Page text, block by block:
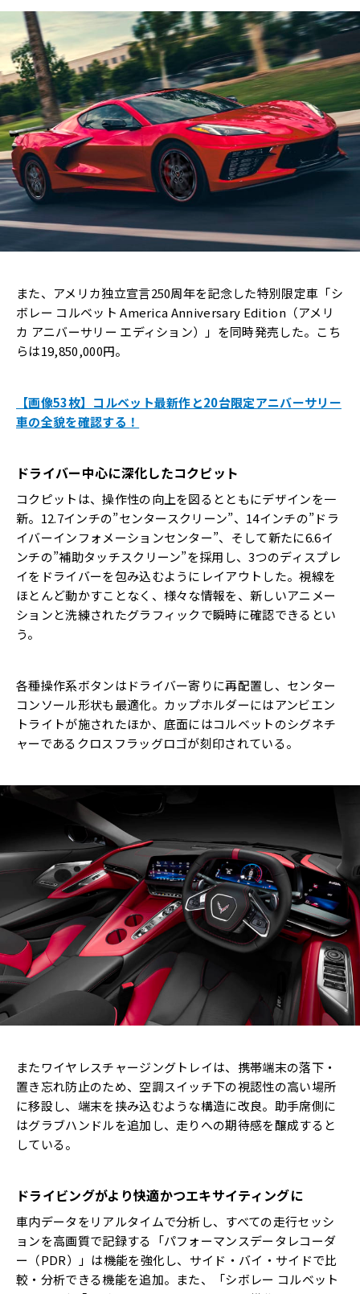
また、アメリカ独立宣言250周年を記念した特別限定車「シ
ボレー コルベット America Anniversary Edition（アメリ
カ アニバーサリー エディション）」を同時発売した。こち
らは19,850,000円。
【画像53枚】コルベット最新作と20台限定アニバーサリー
車の全貌を確認する！
ドライバー中心に深化したコクピット
コクピットは、操作性の向上を図るとともにデザインを一
新。12.7インチの”センタースクリーン”、14インチの”ドラ
イバーインフォメーションセンター”、そして新たに6.6イ
ンチの”補助タッチスクリーン”を採用し、3つのディスプレ
イをドライバーを包み込むようにレイアウトした。視線を
ほとんど動かすことなく、様々な情報を、新しいアニメー
ションと洗練されたグラフィックで瞬時に確認できるとい
う。
各種操作系ボタンはドライバー寄りに再配置し、センター
コンソール形状も最適化。カップホルダーにはアンビエン
トライトが施されたほか、底面にはコルベットのシグネチ
ャーであるクロスフラッグロゴが刻印されている。
またワイヤレスチャージングトレイは、携帯端末の落下・
置き忘れ防止のため、空調スイッチ下の視認性の高い場所
に移設し、端末を挟み込むような構造に改良。助手席側に
はグラブハンドルを追加し、走りへの期待感を醸成すると
している。
ドライビングがより快適かつエキサイティングに
車内データをリアルタイムで分析し、すべての走行セッシ
ョンを高画質で記録する「パフォーマンスデータレコーダ
ー（PDR）」は機能を強化し、サイド・バイ・サイドで比
較・分析できる機能を追加。また、「シボレー コルベット